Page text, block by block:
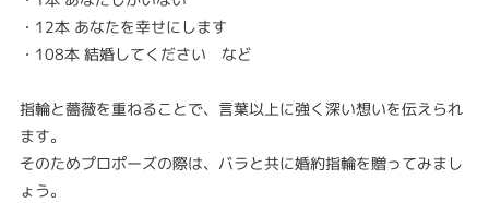
・12本 あなたを幸せにします
・108本 結婚してください など
指輪と薔薇を重ねることで、言葉以上に強く深い想いを伝えられ
ます。
そのためプロポーズの際は、バラと共に婚約指輪を贈ってみまし
ょう。